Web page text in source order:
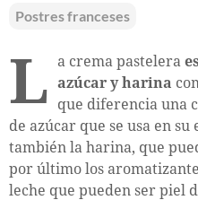
Postres franceses
L a crema pastelera
azúcar y harina
que diferencia una
de azúcar que se usa en
también la harina, que
por último los
leche que pueden ser piel